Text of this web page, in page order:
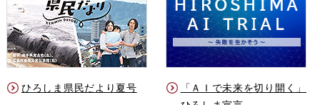
ひろしま県民だより夏号
「ＡＩで未来を切り開く」